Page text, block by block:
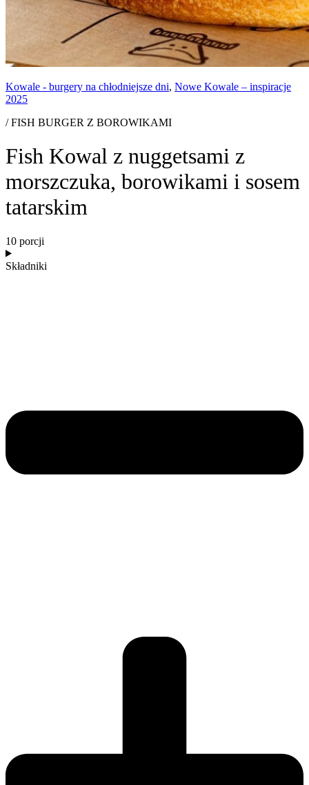
Kowale - burgery na chłodniejsze dni, Nowe Kowale – inspiracje
2025
/ FISH BURGER Z BOROWIKAMI
Fish Kowal z nuggetsami z
morszczuka, borowikami i sosem
tatarskim
10 porcji
Składniki